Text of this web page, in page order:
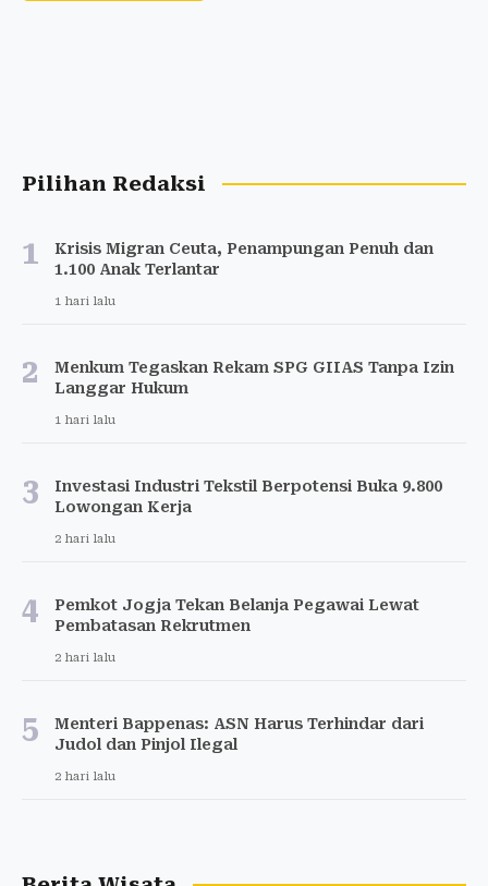
Pilihan Redaksi
1
Krisis Migran Ceuta, Penampungan Penuh dan
1.100 Anak Terlantar
1 hari lalu
2
Menkum Tegaskan Rekam SPG GIIAS Tanpa Izin
Langgar Hukum
1 hari lalu
3
Investasi Industri Tekstil Berpotensi Buka 9.800
Lowongan Kerja
2 hari lalu
4
Pemkot Jogja Tekan Belanja Pegawai Lewat
Pembatasan Rekrutmen
2 hari lalu
5
Menteri Bappenas: ASN Harus Terhindar dari
Judol dan Pinjol Ilegal
2 hari lalu